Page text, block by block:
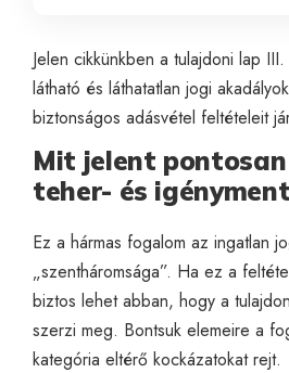
Jelen cikkünkben a tulajdoni lap
látható és láthatatlan jogi
biztonságos adásvétel feltételeit
Mit jelent pontosan
teher- és
Ez a hármas fogalom az ingatlan
„szentháromsága”. Ha ez a
biztos lehet abban, hogy a
szerzi meg. Bontsuk elemeire a
kategória eltérő kockázatokat rejt.